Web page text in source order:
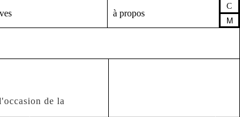
à propos
C
M
de la